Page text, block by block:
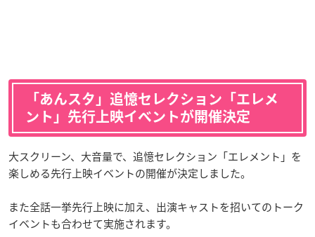
「あんスタ」追憶セレクション「エレメ
ント」先行上映イベントが開催決定
大スクリーン、大音量で、追憶セレクション「エレメント」を
楽しめる先行上映イベントの開催が決定しました。
また全話一挙先行上映に加え、出演キャストを招いてのトーク
イベントも合わせて実施されます。